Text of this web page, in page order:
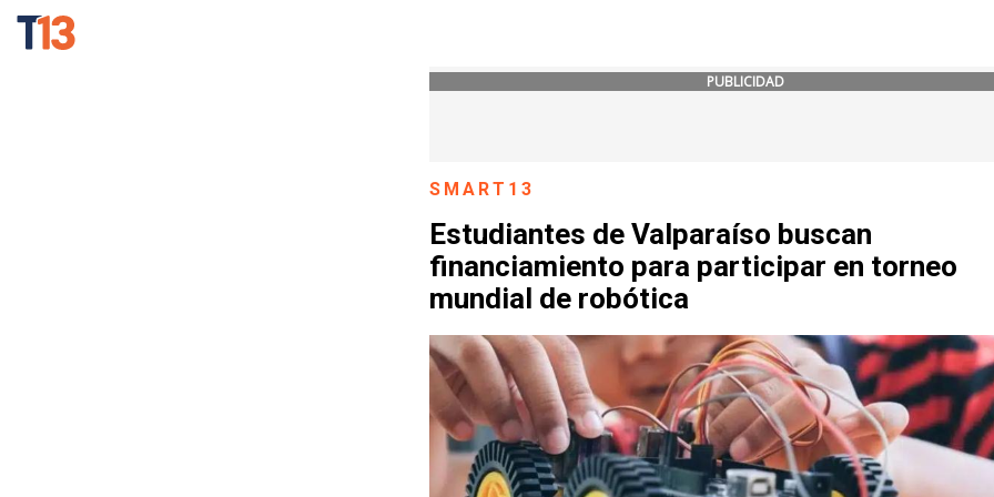
PUBLICIDAD
SMART13
Estudiantes de Valparaíso buscan
financiamiento para participar en torneo
mundial de robótica